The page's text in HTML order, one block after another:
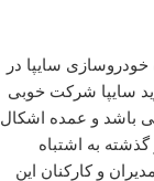
سایپا در
سایپا شرکت خوبی
باشد و عمده اشکال
به اشتباه
و کارکنان این